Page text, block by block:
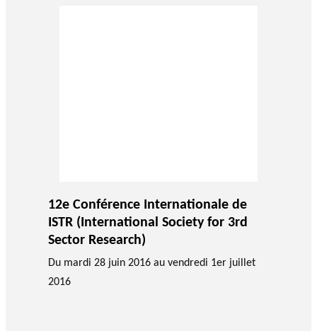
12e Conférence Internationale de
ISTR (International Society for 3rd
Sector Research)
Du mardi 28 juin 2016 au vendredi 1er juillet
2016